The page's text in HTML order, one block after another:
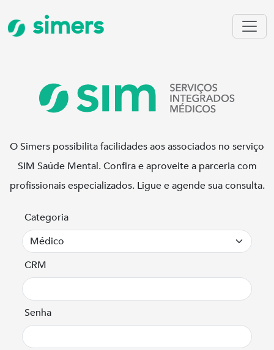
simers
O Simers possibilita facilidades aos associados no serviço
SIM Saúde Mental. Confira e aproveite a parceria com
profissionais especializados. Ligue e agende sua consulta.
Categoria
CRM
Senha